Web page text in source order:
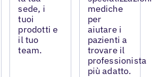
sede, i
tuoi
prodotti e
il tuo
team.
mediche
per
aiutare i
pazienti a
trovare il
professionista
più adatto.